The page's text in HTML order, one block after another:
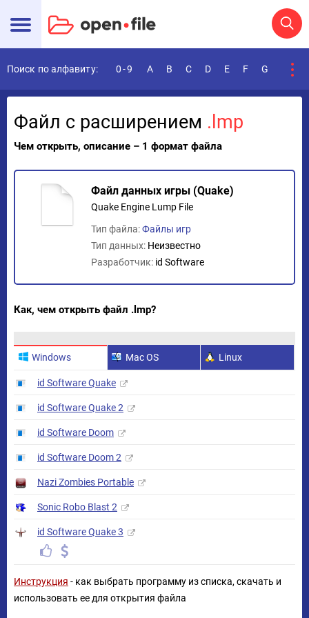
Поиск по алфавиту: 0-9 A B C D E F G
Файл с расширением .lmp
Чем открыть, описание – 1 формат файла
Файл данных игры (Quake)
Quake Engine Lump File
Тип файла:Файлы игр
Тип данных: Неизвестно
Разработчик: id Software
Как, чем открыть файл .lmp?
Windows Mac OS Linux
id Software Quake
id Software Quake 2
id Software Doom
id Software Doom 2
Nazi Zombies Portable
Sonic Robo Blast 2
id Software Quake 3
Инструкция - как выбрать программу из списка, скачать и
использовать ее для открытия файла